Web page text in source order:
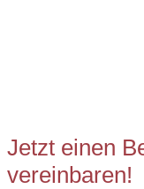
Jetzt einen
vereinbaren!